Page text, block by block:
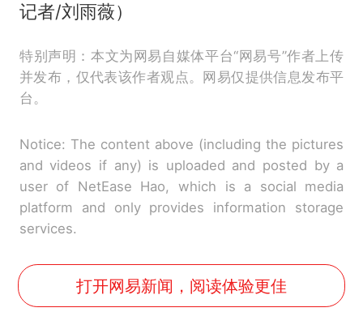
记者/刘雨薇）
特别声明：本文为网易自媒体平台“网易号”作者上传
并发布，仅代表该作者观点。网易仅提供信息发布平
台。
Notice: The content above (including the pictures
and videos if any) is uploaded and posted by a
user of NetEase Hao, which is a social media
platform and only provides information storage
services.
打开网易新闻，阅读体验更佳